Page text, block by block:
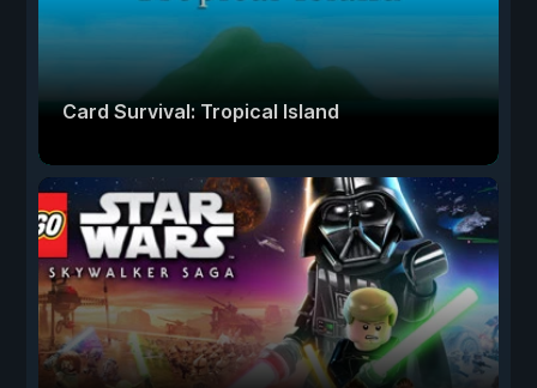
Card Survival: Tropical Island